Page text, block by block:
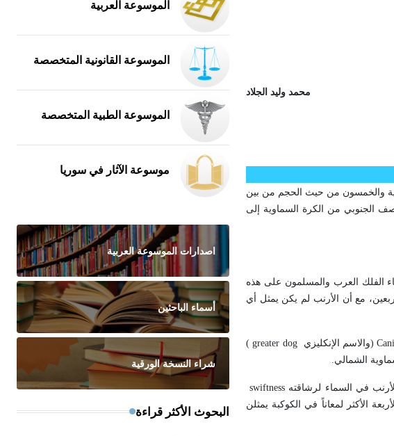
والخمسون من حيث الحجم من بين
الجنوبي من الكرة السماوية إلى
الفلك العرب والمسلمون على هذه
مع أن الأرنب لم يكن يمثل أي
(والاسم الإنكليزي greater dog
)
الشمالي.
في السماء لرشاقته swiftness
الأكثر لمعاناً في الكوكبة يمثلن
الموسوعة العربية
الموسوعة القانونية المتخصصة
الموسوعة الطبية المتخصصة
موسوعة الآثار في سوريا
اصدارات الموسوعة العربية
أسماء الباحثين
شراء النسخة الورقية
البحوث الأكثر قراءة